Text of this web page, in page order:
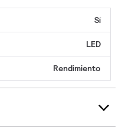
Sí
LED
Rendimiento